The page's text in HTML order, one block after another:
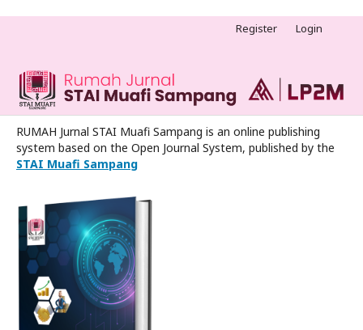
Register Login
RUMAH Jurnal STAI Muafi Sampang is an online publishing
system based on the Open Journal System, published by the
STAI Muafi Sampang